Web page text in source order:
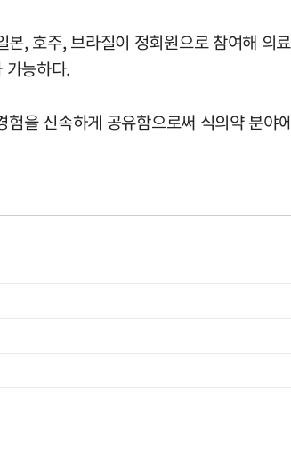
주, 브라질이 정회원으로 참여해 의
능하다.
을 신속하게 공유함으로써 식의약 분